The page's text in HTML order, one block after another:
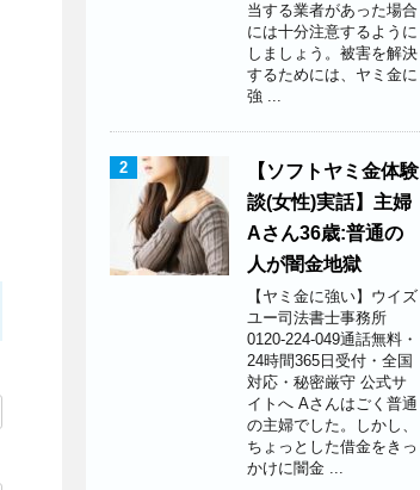
当する業者があった場合
には十分注意するように
しましょう。被害を解決
するためには、ヤミ金に
強 ...
2
【ソフトヤミ金体験
談(女性)実話】主婦
Aさん36歳:普通の
人が闇金地獄
【ヤミ金に強い】ウイズ
ユー司法書士事務所
0120-224-049通話無料・
24時間365日受付・全国
対応・秘密厳守 公式サ
イトへ Aさんはごく普通
の主婦でした。しかし、
ちょっとした借金をきっ
かけに闇金 ...